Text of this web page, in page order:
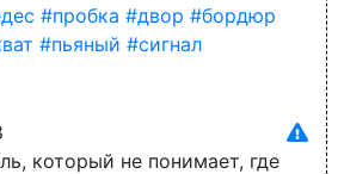
#пробка #двор #бордюр
#пьяный #сигнал
который не понимает, где